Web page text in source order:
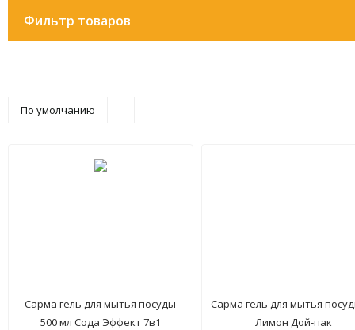
Фильтр товаров
По умолчанию
Сарма гель для мытья посуды
500 мл Сода Эффект 7в1
Сарма гель для мытья
Лимон Дой-пак